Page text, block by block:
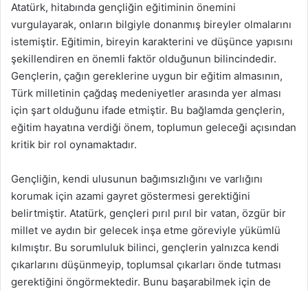
Atatürk, hitabında gençliğin eğitiminin önemini
vurgulayarak, onların bilgiyle donanmış bireyler olmalarını
istemiştir. Eğitimin, bireyin karakterini ve düşünce yapısını
şekillendiren en önemli faktör olduğunun bilincindedir.
Gençlerin, çağın gereklerine uygun bir eğitim almasının,
Türk milletinin çağdaş medeniyetler arasında yer alması
için şart olduğunu ifade etmiştir. Bu bağlamda gençlerin,
eğitim hayatına verdiği önem, toplumun geleceği açısından
kritik bir rol oynamaktadır.
Gençliğin, kendi ulusunun bağımsızlığını ve varlığını
korumak için azami gayret göstermesi gerektiğini
belirtmiştir. Atatürk, gençleri pırıl pırıl bir vatan, özgür bir
millet ve aydın bir gelecek inşa etme göreviyle yükümlü
kılmıştır. Bu sorumluluk bilinci, gençlerin yalnızca kendi
çıkarlarını düşünmeyip, toplumsal çıkarları önde tutması
gerektiğini öngörmektedir. Bunu başarabilmek için de